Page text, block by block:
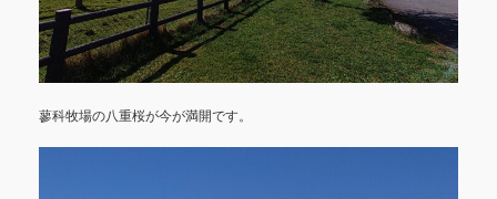
蓼科牧場の八重桜が今が満開です。